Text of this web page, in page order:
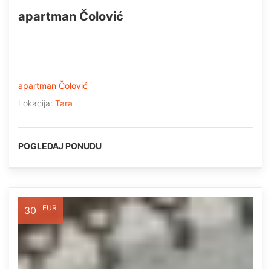
apartman Čolović
apartman Čolović
Lokacija: Tara
POGLEDAJ PONUDU
30 EUR